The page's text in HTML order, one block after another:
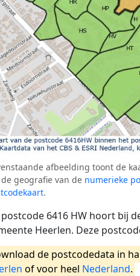
afbeelding toont de
geografie van de numerieke
.
postcode 6416 HW hoort bij
Heerlen. Deze
de postcodedata in
of voor heel Nederland.